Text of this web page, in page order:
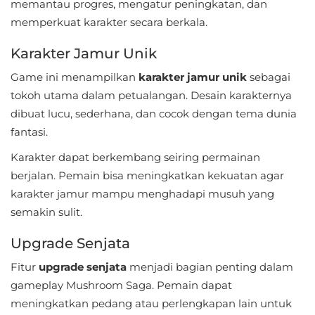
Referensi
Business
Comics
Communication
Education
Emulator
Entertainment
Events
Finance
memantau progres, mengatur peningkatan, dan
memperkuat karakter secara berkala.
Karakter Jamur Unik
Game ini menampilkan karakter jamur unik sebagai
tokoh utama dalam petualangan. Desain karakternya
dibuat lucu, sederhana, dan cocok dengan tema dunia
fantasi.
Karakter dapat berkembang seiring permainan
berjalan. Pemain bisa meningkatkan kekuatan agar
karakter jamur mampu menghadapi musuh yang
semakin sulit.
Upgrade Senjata
Fitur upgrade senjata menjadi bagian penting dalam
gameplay Mushroom Saga. Pemain dapat
meningkatkan pedang atau perlengkapan lain untuk